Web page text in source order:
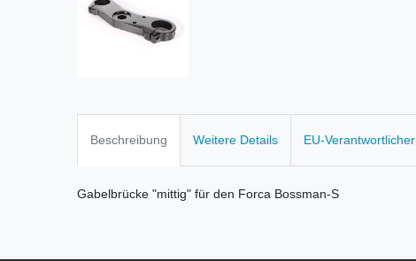
Beschreibung Weitere Details EU-Verantwortlicher
Gabelbrücke "mittig" für den Forca Bossman-S